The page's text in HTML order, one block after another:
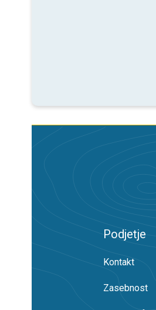
Podjetje
Kontakt
Zasebnost